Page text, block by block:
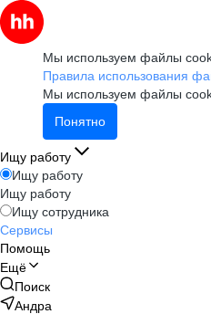
Мы используем файлы
Правила использования
Мы используем файлы
Понятно
Ищу работу
Ищу работу
Ищу работу
Ищу сотрудника
Сервисы
Помощь
Ещё
Поиск
Андра